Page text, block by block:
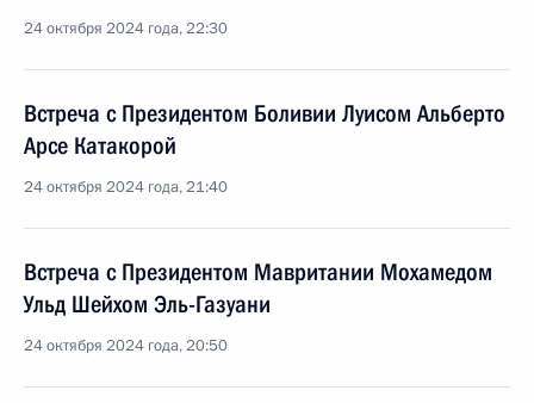
24 октября 2024 года, 22:30
Встреча с Президентом Боливии Луисом Альберто
Арсе Катакорой
24 октября 2024 года, 21:40
Встреча с Президентом Мавритании Мохамедом
Ульд Шейхом Эль-Газуани
24 октября 2024 года, 20:50